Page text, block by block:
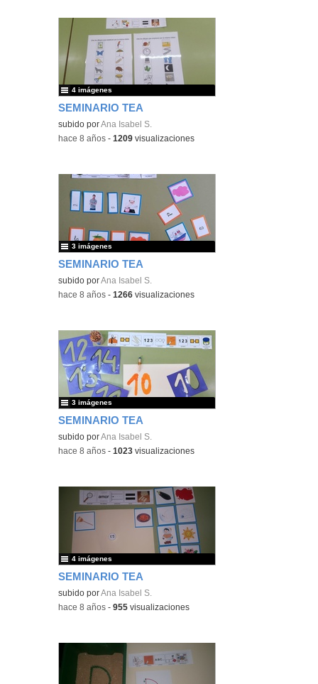
SEMINARIO TEA
subido porAna Isabel S.
4 imágenes
-hace 8 años -1209 visualizaciones
SEMINARIO TEA
subido porAna Isabel S.
3 imágenes
-hace 8 años -1266 visualizaciones
SEMINARIO TEA
subido porAna Isabel S.
3 imágenes
-hace 8 años -1023 visualizaciones
SEMINARIO TEA
subido porAna Isabel S.
4 imágenes
-hace 8 años -955 visualizaciones